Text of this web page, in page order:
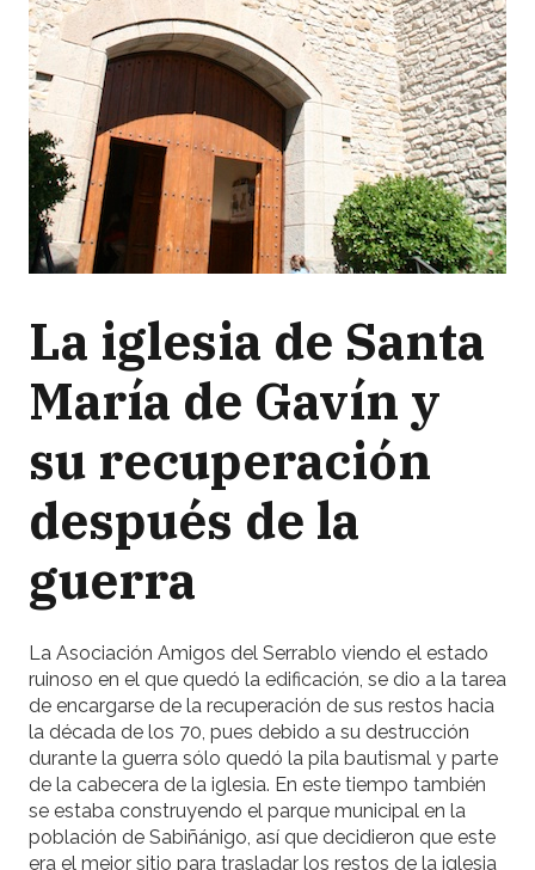
La iglesia de Santa
María de Gavín y
su recuperación
después de la
guerra
La Asociación Amigos del Serrablo viendo el estado
ruinoso en el que quedó la edificación, se dio a la tarea
de encargarse de la recuperación de sus restos hacia
la década de los 70, pues debido a su destrucción
durante la guerra sólo quedó la pila bautismal y parte
de la cabecera de la iglesia. En este tiempo también
se estaba construyendo el parque municipal en la
población de Sabiñánigo, así que decidieron que este
era el mejor sitio para trasladar los restos de la iglesia